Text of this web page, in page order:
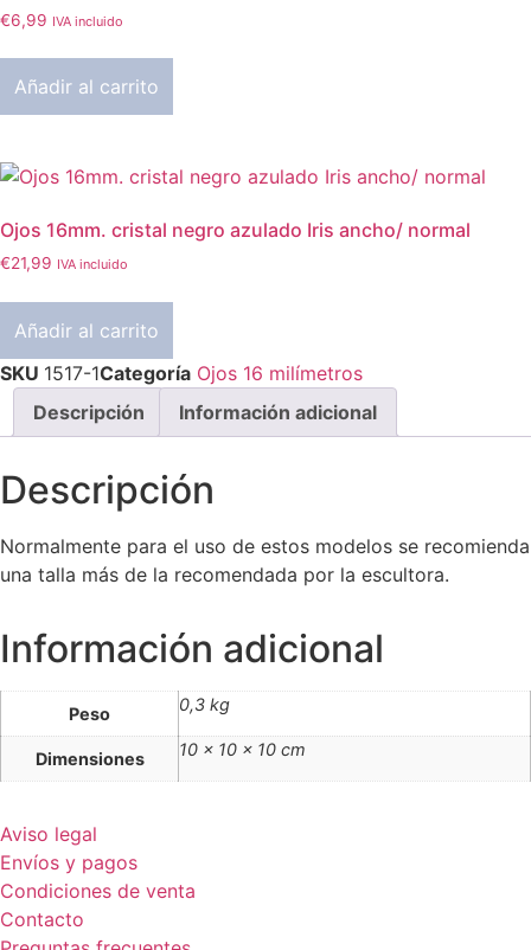
€6,99 IVA incluido
Añadir al carrito
Ojos 16mm. cristal negro azulado Iris ancho/ normal
€21,99 IVA incluido
Añadir al carrito
SKU 1517-1Categoría Ojos 16 milímetros
Descripción
Información adicional
Descripción
Normalmente para el uso de estos modelos se recomienda
una talla más de la recomendada por la escultora.
Información adicional
Peso 0,3 kg
Dimensiones 10 × 10 × 10 cm
Aviso legal
Envíos y pagos
Condiciones de venta
Contacto